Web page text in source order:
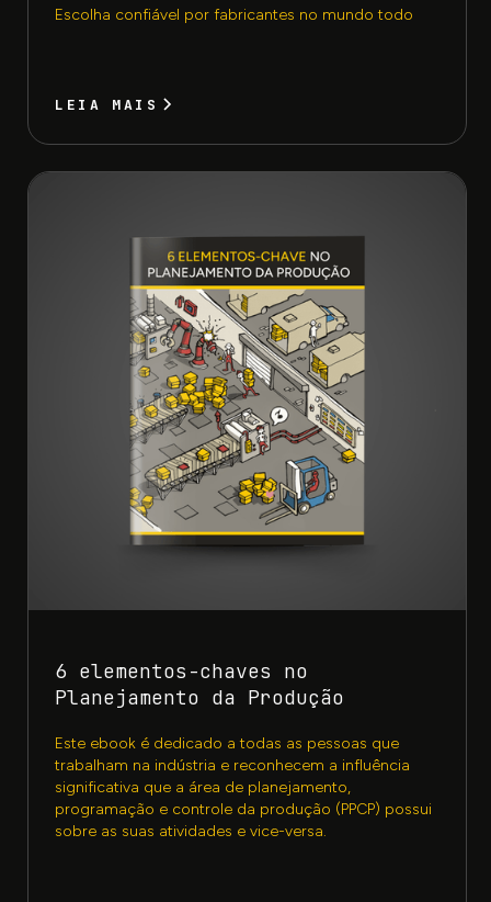
Escolha confiável por fabricantes no mundo todo
LEIA MAIS
6 elementos-chaves no
Planejamento da Produção
Este ebook é dedicado a todas as pessoas que
trabalham na indústria e reconhecem a influência
significativa que a área de planejamento,
programação e controle da produção (PPCP) possui
sobre as suas atividades e vice-versa.